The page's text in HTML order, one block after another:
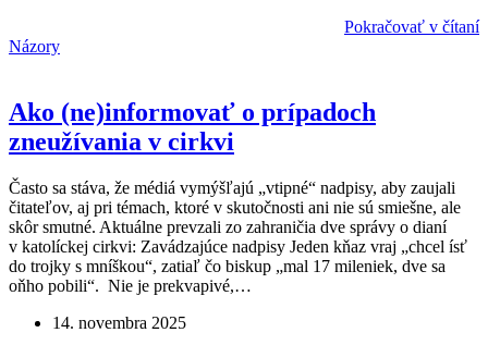
Pokračovať v čítaní
Názory
Ako (ne)informovať o prípadoch
zneužívania v cirkvi
Často sa stáva, že médiá vymýšľajú „vtipné“ nadpisy, aby zaujali
čitateľov, aj pri témach, ktoré v skutočnosti ani nie sú smiešne, ale
skôr smutné. Aktuálne prevzali zo zahraničia dve správy o dianí
v katolíckej cirkvi: Zavádzajúce nadpisy Jeden kňaz vraj „chcel ísť
do trojky s mníškou“, zatiaľ čo biskup „mal 17 mileniek, dve sa
oňho pobili“. Nie je prekvapivé,…
14. novembra 2025